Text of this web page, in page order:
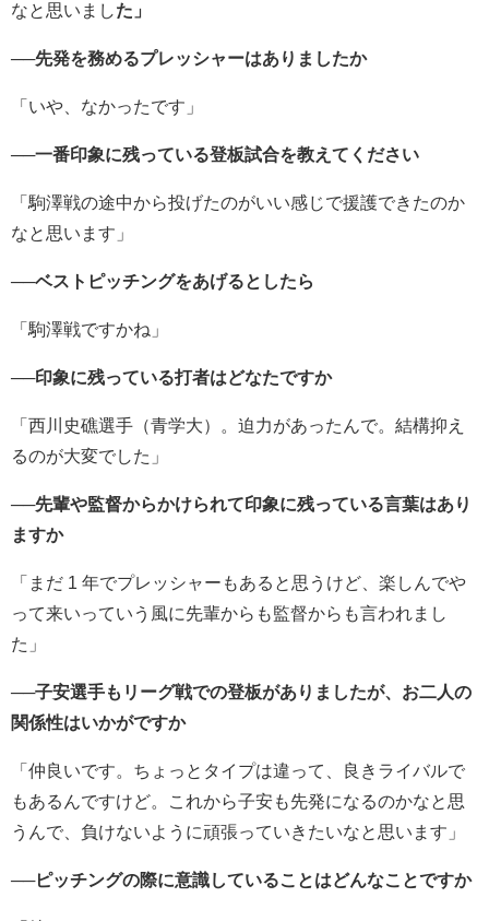
なと思いました」
──先発を務めるプレッシャーはありましたか
「いや、なかったです」
──一番印象に残っている登板試合を教えてください
「駒澤戦の途中から投げたのがいい感じで援護できたのか
なと思います」
──ベストピッチングをあげるとしたら
「駒澤戦ですかね」
──印象に残っている打者はどなたですか
「西川史礁選手（青学大）。迫力があったんで。結構抑え
るのが大変でした」
──先輩や監督からかけられて印象に残っている言葉はあり
ますか
「まだ 1 年でプレッシャーもあると思うけど、楽しんでや
って来いっていう風に先輩からも監督からも言われまし
た」
──子安選手もリーグ戦での登板がありましたが、お二人の
関係性はいかがですか
「仲良いです。ちょっとタイプは違って、良きライバルで
もあるんですけど。これから子安も先発になるのかなと思
うんで、負けないように頑張っていきたいなと思います」
──ピッチングの際に意識していることはどんなことですか